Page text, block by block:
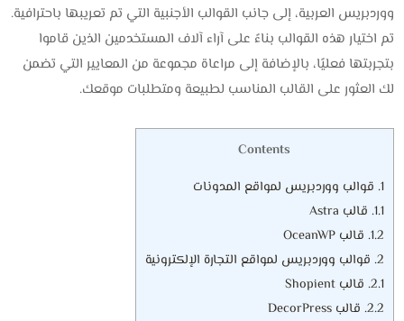
ووردبريس العربية، إلى جانب القوالب الأجنبية التي تم تعريبها باحترافية.
تم اختيار هذه القوالب بناءً على آراء آلاف المستخدمين الذين قاموا
بتجربتها فعليًا، بالإضافة إلى مراعاة مجموعة من المعايير التي تضمن
لك العثور على القالب المناسب لطبيعة ومتطلبات موقعك.
Contents
1. قوالب ووردبريس لمواقع المدونات
1.1. قالب Astra
1.2. قالب OceanWP
2. قوالب ووردبريس لمواقع التجارة الإلكترونية
2.1. قالب Shopient
2.2. قالب DecorPress